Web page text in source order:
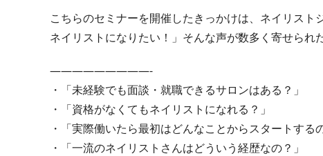
こちらのセミナーを開催したきっかけは、ネイリス
ネイリストになりたい！」そんな声が数多く寄せられ
—————————-
・「未経験でも面談・就職できるサロンはある？」
・「資格がなくてもネイリストになれる？」
・「実際働いたら最初はどんなことからスタートする
・「一流のネイリストさんはどういう経歴なの？」